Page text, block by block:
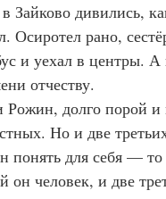
Зайково дивились,
Осиротел рано,
и уехал в центры.
отчеству.
Рожин, долго порой
Но и две
для себя —
он человек, и две